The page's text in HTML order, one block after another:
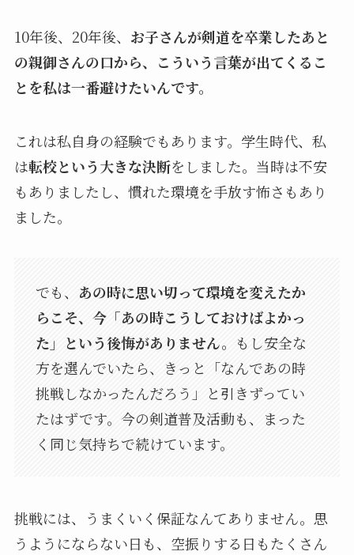
10年後、20年後、 お子さんが剣道を卒業したあと
の親御さんの口から、こういう言葉が出てくるこ
とを私は一番避けたいんです。
これは私自身の経験でもあります。学生時代、私
は転校という大きな決断をしました。当時は不安
もありましたし、慣れた環境を手放す怖さもあり
ました。
でも、 あの時に思い切って環境を変えたか
らこそ、今「あの時こうしておけばよかっ
た」という後悔がありません。 もし安全な
方を選んでいたら、きっと「なんであの時
挑戦しなかったんだろう」と引きずってい
たはずです。今の剣道普及活動も、まった
く同じ気持ちで続けています。
挑戦には、うまくいく保証なんてありません。思
うようにならない日も、空振りする日もたくさん